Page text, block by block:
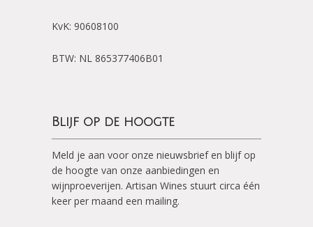
KvK: 90608100
BTW: NL 865377406B01
Blijf op de hoogte
Meld je aan voor onze nieuwsbrief en blijf op
de hoogte van onze aanbiedingen en
wijnproeverijen. Artisan Wines stuurt circa één
keer per maand een mailing.